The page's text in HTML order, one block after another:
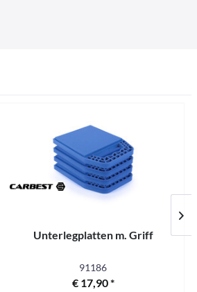
Unterlegplatten m. Griff
91186
€ 17,90 *